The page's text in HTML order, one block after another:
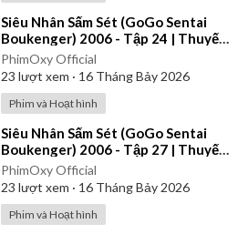
⁣Siêu Nhân Sấm Sét (GoGo Sentai
Boukenger) 2006 - Tập 24 | Thuyết
Minh
PhimOxy Official
23 lượt xem · 16 Tháng Bảy 2026
Phim và Hoạt hình
⁣Siêu Nhân Sấm Sét (GoGo Sentai
Boukenger) 2006 - Tập 27 | Thuyết
Minh
PhimOxy Official
23 lượt xem · 16 Tháng Bảy 2026
Phim và Hoạt hình